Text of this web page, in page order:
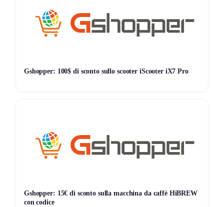
Il software include
gestione avanzata del risparmio energetico e ambiente
user-friendly grazie ad Android 15. Valuta il supporto SIM
trasportarlo senza rischi.
99,99€
ATTUALE
99,99€
MINIMO
99,99€
MASSIMO
variazione di prezzo
Gshopper: 100$ di sconto sullo scooter iScooter iX7 Pro
Gshopper: 15€ di sconto sulla macchina da caffè HiBREW
con codice